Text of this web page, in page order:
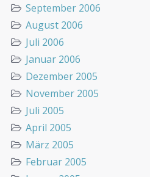
September 2006
August 2006
Juli 2006
Januar 2006
Dezember 2005
November 2005
Juli 2005
April 2005
März 2005
Februar 2005